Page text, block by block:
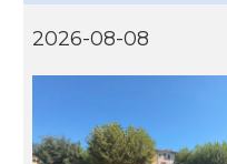
2026-08-08